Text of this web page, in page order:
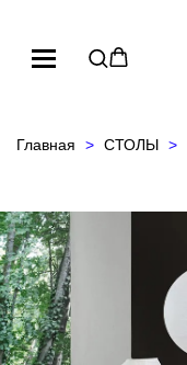
Главная СТОЛЫ